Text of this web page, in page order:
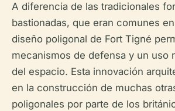
A diferencia de las tradicionales
bastionadas, que eran comunes
diseño poligonal de Fort Tigné
mecanismos de defensa y un uso
del espacio. Esta innovación
en la construcción de muchas
poligonales por parte de los